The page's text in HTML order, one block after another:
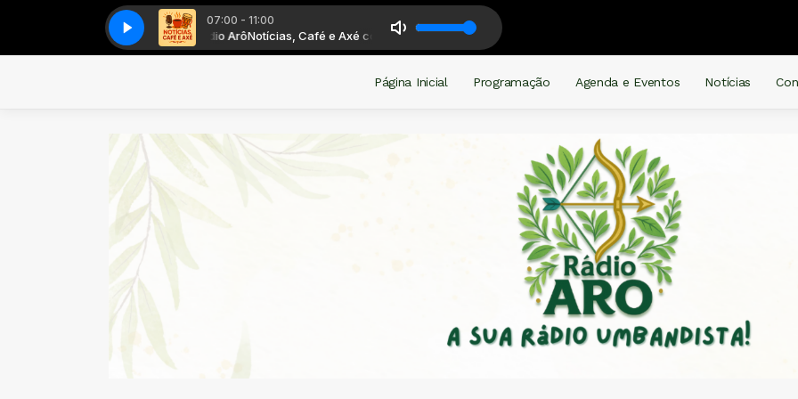
07:00 - 11:00
Notícias, Café e Axé com Rádio ArôNotícias, Café e Axé com Rádio Arô
04 Jurema 04 Jurema
Página Inicial Programação Agenda e Eventos Notícias